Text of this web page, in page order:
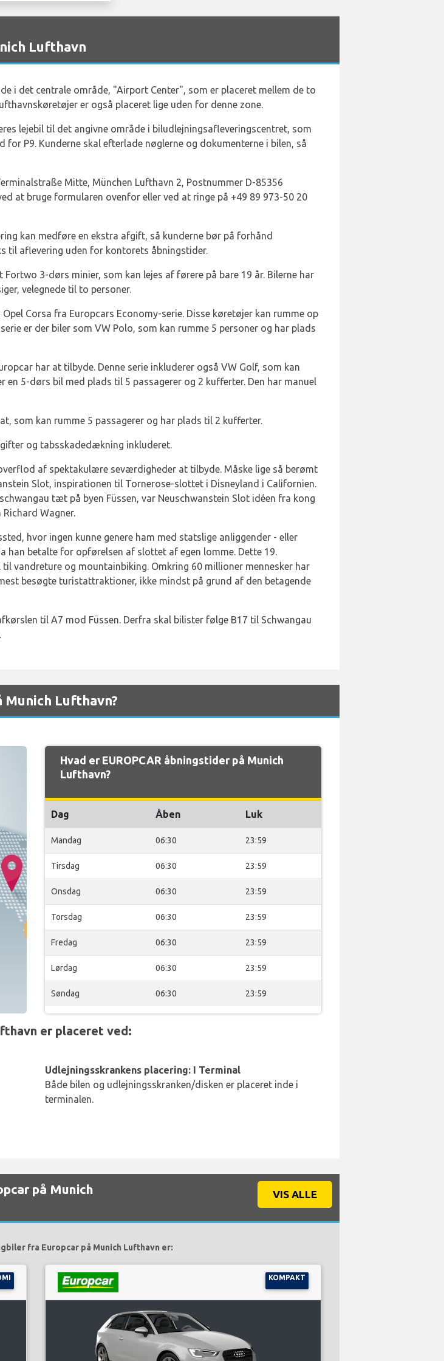
Lufthavn
i det centrale område, "Airport Center", som er placeret mellem de to
er også placeret lige uden for denne zone.
lejebil til det angivne område i biludlejningsafleveringscentret, som
P9. Kunderne skal efterlade nøglerne og dokumenterne i bilen, så
Mitte, München Lufthavn 2, Postnummer D-85356
at bruge formularen ovenfor eller ved at ringe på +49 89 973-50 20
kan medføre en ekstra afgift, så kunderne bør på forhånd
til aflevering uden for kontorets åbningstider.
3-dørs minier, som kan lejes af førere på bare 19 år. Bilerne har
velegnede til to personer.
Corsa fra Europcars Economy-serie. Disse køretøjer kan rumme op
er der biler som VW Polo, som kan rumme 5 personer og har plads
har at tilbyde. Denne serie inkluderer også VW Golf, som kan
en 5-dørs bil med plads til 5 passagerer og 2 kufferter. Den har manuel
som kan rumme 5 passagerer og har plads til 2 kufferter.
og tabsskadedækning inkluderet.
af spektakulære seværdigheder at tilbyde. Måske lige så berømt
Slot, inspirationen til Tornerose-slottet i Disneyland i Californien.
tæt på byen Füssen, var Neuschwanstein Slot idéen fra kong
Wagner.
hvor ingen kunne genere ham med statslige anliggender - eller
han betalte for opførelsen af slottet af egen lomme. Dette 19.
vandreture og mountainbiking. Omkring 60 millioner mennesker har
besøgte turistattraktioner, ikke mindst på grund af den betagende
til A7 mod Füssen. Derfra skal bilister følge B17 til Schwangau
Munich Lufthavn?
Hvad er EUROPCAR åbningstider på Munich
Lufthavn?
Dag Åben Luk
Mandag 06:30 23:59
Tirsdag 06:30 23:59
Onsdag 06:30 23:59
Torsdag 06:30 23:59
Fredag 06:30 23:59
Lørdag 06:30 23:59
Søndag 06:30 23:59
er placeret ved:
Udlejningsskrankens placering: I Terminal
Både bilen og udlejningsskranken/disken er placeret inde i
terminalen.
på Munich
VIS ALLE
fra Europcar på Munich Lufthavn er:
KOMPAKT